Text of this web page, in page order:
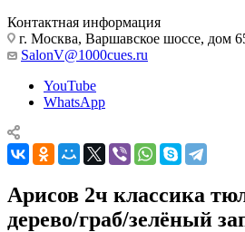
Контактная информация
г. Москва, Варшавское шоссе, дом
SalonV@1000cues.ru
YouTube
WhatsApp
Арисов 2ч классика
дерево/граб/зелёный